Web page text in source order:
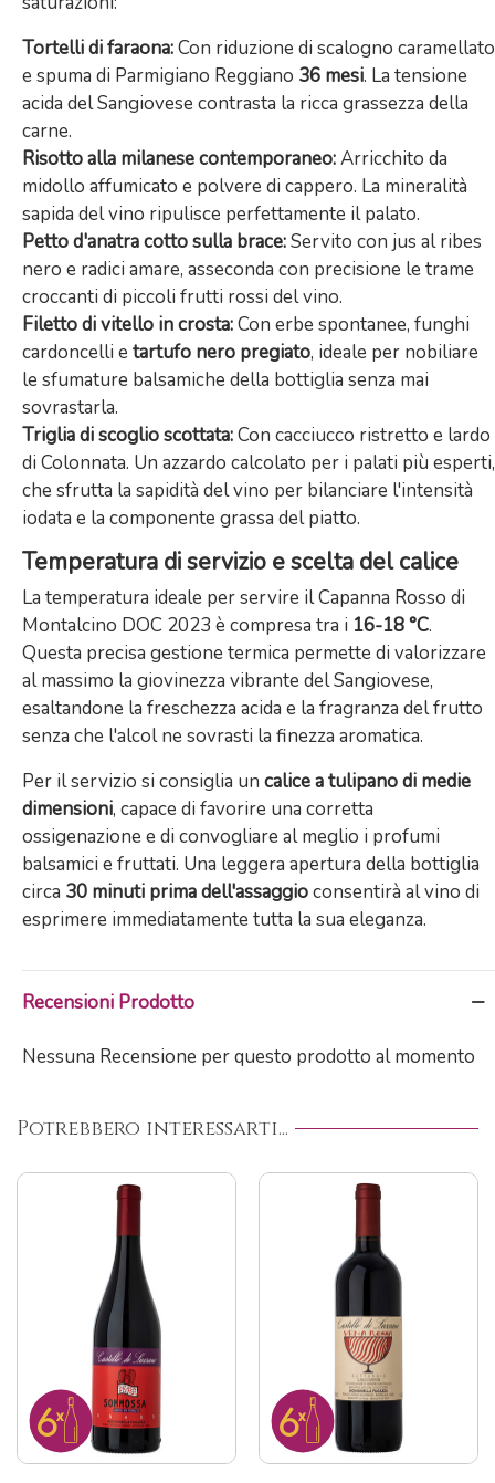
Tortelli di faraona:Con riduzione di scalogno caramellato
e spuma di Parmigiano Reggiano 36 mesi. La tensione
acida del Sangiovese contrasta la ricca grassezza della
carne.
Risotto alla milanese contemporaneo:Arricchito da
midollo affumicato e polvere di cappero. La mineralità
sapida del vino ripulisce perfettamente il palato.
Petto d'anatra cotto sulla brace:Servito con jus al ribes
nero e radici amare, asseconda con precisione le trame
croccanti di piccoli frutti rossi del vino.
Filetto di vitello in crosta:Con erbe spontanee, funghi
cardoncelli e tartufo nero pregiato, ideale per nobiliare
le sfumature balsamiche della bottiglia senza mai
sovrastarla.
Triglia di scoglio scottata:Con cacciucco ristretto e lardo
di Colonnata. Un azzardo calcolato per i palati più esperti,
che sfrutta la sapidità del vino per bilanciare l'intensità
iodata e la componente grassa del piatto.
Temperatura di servizio e scelta del calice
La temperatura ideale per servire il Capanna Rosso di
Montalcino DOC 2023 è compresa tra i 16-18 °C.
Questa precisa gestione termica permette di valorizzare
al massimo la giovinezza vibrante del Sangiovese,
esaltandone la freschezza acida e la fragranza del frutto
senza che l'alcol ne sovrasti la finezza aromatica.
Per il servizio si consiglia un calice a tulipano di medie
dimensioni, capace di favorire una corretta
ossigenazione e di convogliare al meglio i profumi
balsamici e fruttati. Una leggera apertura della bottiglia
circa 30 minuti prima dell'assaggioconsentirà al vino di
esprimere immediatamente tutta la sua eleganza.
Recensioni Prodotto
Nessuna Recensione per questo prodotto al momento
Potrebbero interessarti...